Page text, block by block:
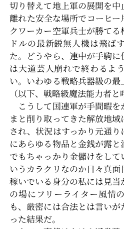
切り替えて地上軍の展開を
離れた安全な場所でコーヒ
クワーカー空軍兵士が勝て
ドルの最新鋭無人機は飛ば
た。どうやら、連中が手駒
は大道芸人崩れで終わるよ
い。いわゆる戦略兵器級の最
（以下、戦略級魔法能力者と
こうして国連軍が手間暇を
まと削り取ってきた解放地
され、状況はすっかり元通
にあらゆる物品と金銭が露
でもちゃっかり金儲けをし
いうカラクリなのか日々真
稼いでいる身分の私には見
の場にフリーライター風情
も、厳密には合法とは言い
った結果だ。